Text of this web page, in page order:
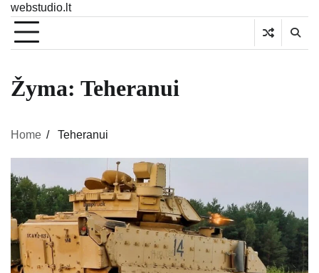
webstudio.lt
Žyma: Teheranui
Home Teheranui